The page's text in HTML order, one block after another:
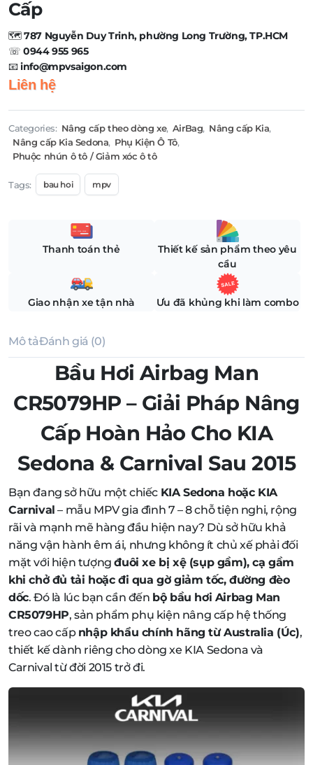
Cấp
🗺️787 Nguyễn Duy Trinh, phường Long Trường, TP.HCM
☏0944 955 965
📧info@mpvsaigon.com
Liên hệ
Categories: Nâng cấp theo dòng xe, AirBag, Nâng cấp Kia,
Nâng cấp Kia Sedona, Phụ Kiện Ô Tô,
Phuộc nhún ô tô / Giảm xóc ô tô
Tags: bau hoi mpv
Thanh toán thẻ
Thiết kế sản phẩm theo yêu
cầu
Giao nhận xe tận nhà Ưu đã khủng khi làm combo
Mô tảĐánh giá (0)
Bầu Hơi Airbag Man
CR5079HP – Giải Pháp Nâng
Cấp Hoàn Hảo Cho KIA
Sedona & Carnival Sau 2015
Bạn đang sở hữu một chiếc KIA Sedona hoặc KIA
Carnival – mẫu MPV gia đình 7 – 8 chỗ tiện nghi, rộng
rãi và mạnh mẽ hàng đầu hiện nay? Dù sở hữu khả
năng vận hành êm ái, nhưng không ít chủ xế phải đối
mặt với hiện tượngđuôi xe bị xệ (sụp gầm), cạ gầm
khi chở đủ tải hoặc đi qua gờ giảm tốc, đường đèo
dốc. Đó là lúc bạn cần đến bộ bầu hơi Airbag Man
CR5079HP, sản phẩm phụ kiện nâng cấp hệ thống
treo cao cấp nhập khẩu chính hãng từ Australia (Úc),
thiết kế dành riêng cho dòng xe KIA Sedona và
Carnival từ đời 2015 trở đi.